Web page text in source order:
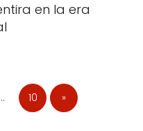
en la era
… 10 »